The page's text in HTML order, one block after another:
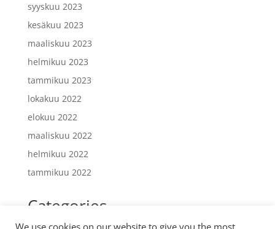
syyskuu 2023
kesäkuu 2023
maaliskuu 2023
helmikuu 2023
tammikuu 2023
lokakuu 2022
elokuu 2022
maaliskuu 2022
helmikuu 2022
tammikuu 2022
Categories
We use cookies on our website to give you the most